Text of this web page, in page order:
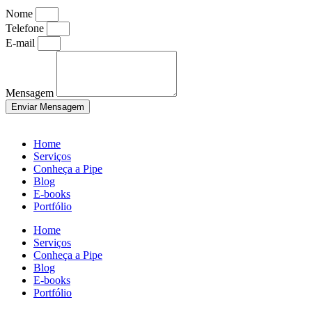
Nome
Telefone
E-mail
Mensagem
Enviar Mensagem
Home
Serviços
Conheça a Pipe
Blog
E-books
Portfólio
Home
Serviços
Conheça a Pipe
Blog
E-books
Portfólio